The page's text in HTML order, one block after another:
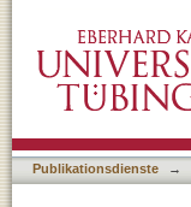
Publikationsdienste →